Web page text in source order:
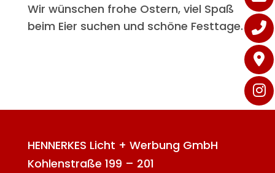
Wir wünschen frohe Ostern, viel Spaß
beim Eier suchen und schöne Festtage.
HENNERKES Licht + Werbung GmbH
Kohlenstraße 199 – 201